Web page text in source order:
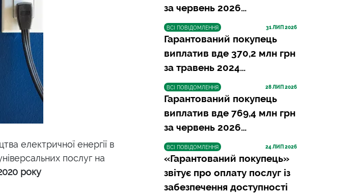
електричної енергії в
послуг на
року
за червень 2026…
ВСІ ПОВІДОМЛЕННЯ 31 ЛИП 2026
Гарантований покупець
виплатив вде 370,2 млн грн
за травень 2024…
ВСІ ПОВІДОМЛЕННЯ 28 ЛИП 2026
Гарантований покупець
виплатив вде 769,4 млн грн
за червень 2026…
ВСІ ПОВІДОМЛЕННЯ 24 ЛИП 2026
«Гарантований покупець»
звітує про оплату послуг із
забезпечення доступності